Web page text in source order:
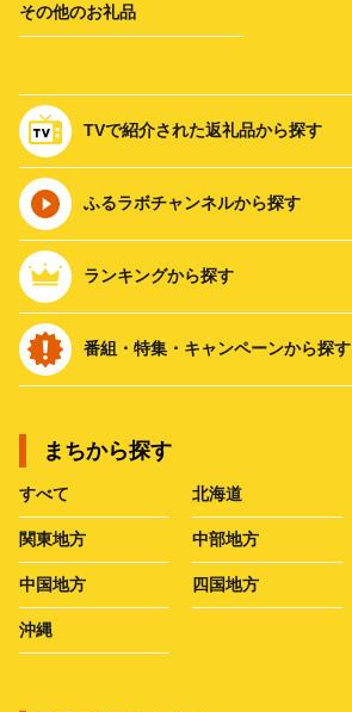
その他のお礼品
TVで紹介された返礼品から探す
ふるラボチャンネルから探す
ランキングから探す
番組・特集・キャンペーンから探す
まちから探す
すべて 北海道
関東地方 中部地方
中国地方 四国地方
沖縄